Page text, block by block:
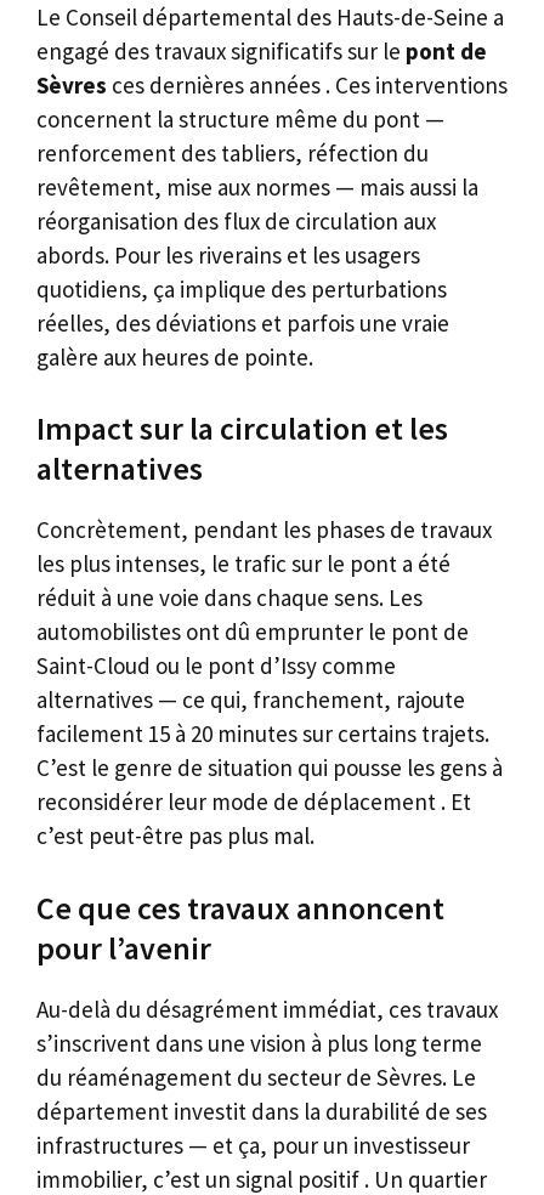
Le Conseil départemental des Hauts-de-Seine a
engagé des travaux significatifs sur le pont de
Sèvres ces dernières années . Ces interventions
concernent la structure même du pont —
renforcement des tabliers, réfection du
revêtement, mise aux normes — mais aussi la
réorganisation des flux de circulation aux
abords. Pour les riverains et les usagers
quotidiens, ça implique des perturbations
réelles, des déviations et parfois une vraie
galère aux heures de pointe.
Impact sur la circulation et les
alternatives
Concrètement, pendant les phases de travaux
les plus intenses, le trafic sur le pont a été
réduit à une voie dans chaque sens. Les
automobilistes ont dû emprunter le pont de
Saint-Cloud ou le pont d’Issy comme
alternatives — ce qui, franchement, rajoute
facilement 15 à 20 minutes sur certains trajets.
C’est le genre de situation qui pousse les gens à
reconsidérer leur mode de déplacement . Et
c’est peut-être pas plus mal.
Ce que ces travaux annoncent
pour l’avenir
Au-delà du désagrément immédiat, ces travaux
s’inscrivent dans une vision à plus long terme
du réaménagement du secteur de Sèvres. Le
département investit dans la durabilité de ses
infrastructures — et ça, pour un investisseur
immobilier, c’est un signal positif . Un quartier